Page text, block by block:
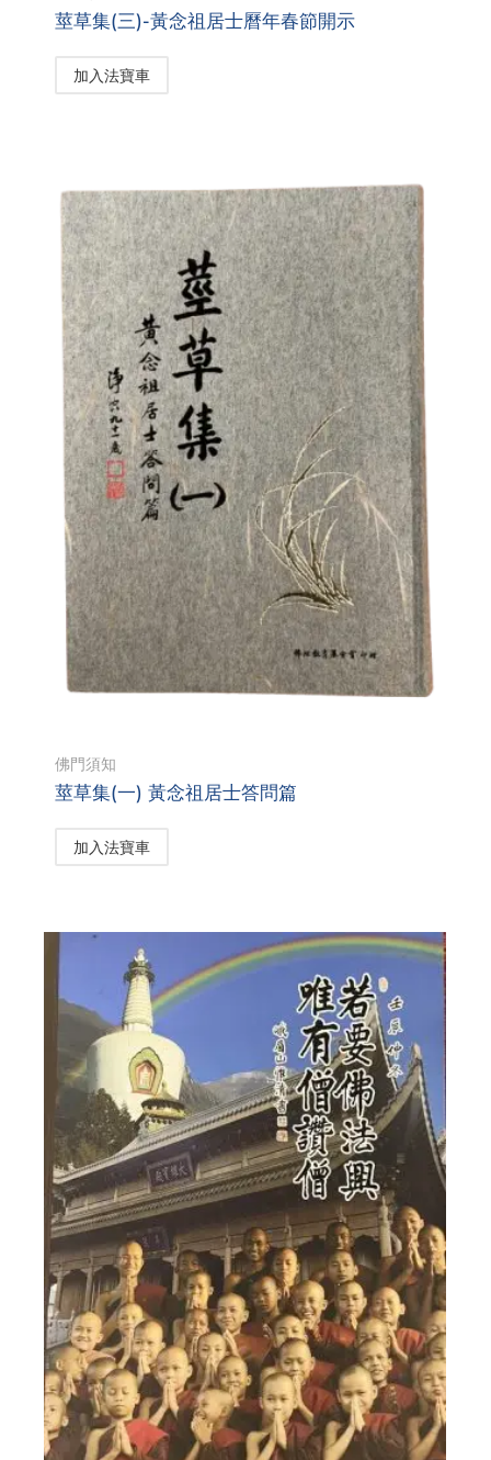
莖草集(三)-黃念祖居士曆年春節開示
加入法寶車
佛門須知
莖草集(一) 黃念祖居士答問篇
加入法寶車